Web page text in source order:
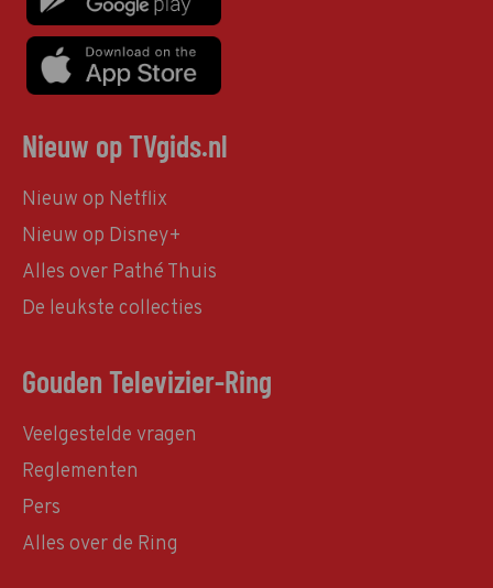
Nieuw op TVgids.nl
Nieuw op Netflix
Nieuw op Disney+
Alles over Pathé Thuis
De leukste collecties
Gouden Televizier-Ring
Veelgestelde vragen
Reglementen
Pers
Alles over de Ring